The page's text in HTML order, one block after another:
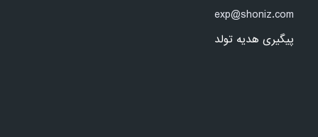
exp@shoniz.com
پیگیری هدیه تولد